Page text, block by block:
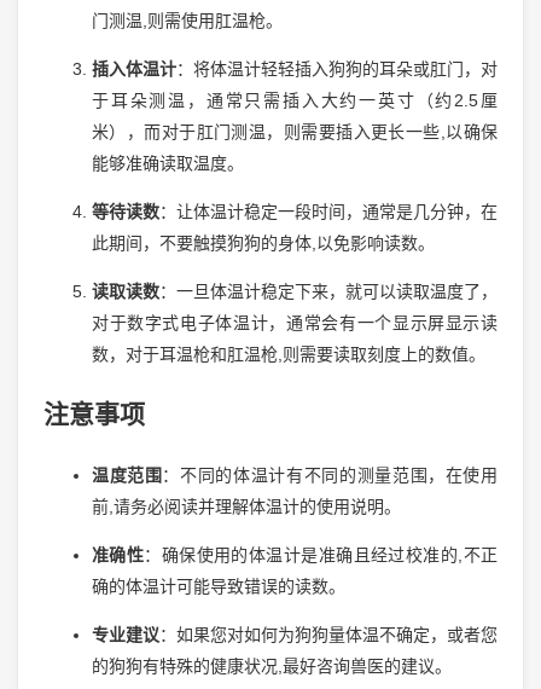
门测温,则需使用肛温枪。
插入体温计：将体温计轻轻插入狗狗的耳朵或肛门，对
于耳朵测温，通常只需插入大约一英寸（约2.5厘
米），而对于肛门测温，则需要插入更长一些,以确保
能够准确读取温度。
等待读数：让体温计稳定一段时间，通常是几分钟，在
此期间，不要触摸狗狗的身体,以免影响读数。
读取读数：一旦体温计稳定下来，就可以读取温度了，
对于数字式电子体温计，通常会有一个显示屏显示读
数，对于耳温枪和肛温枪,则需要读取刻度上的数值。
注意事项
温度范围：不同的体温计有不同的测量范围，在使用
前,请务必阅读并理解体温计的使用说明。
准确性：确保使用的体温计是准确且经过校准的,不正
确的体温计可能导致错误的读数。
专业建议：如果您对如何为狗狗量体温不确定，或者您
的狗狗有特殊的健康状况,最好咨询兽医的建议。